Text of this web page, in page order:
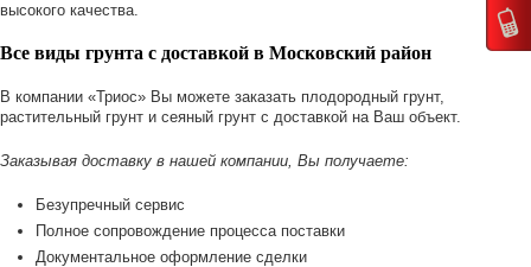
высокого качества.
Все виды грунта с доставкой в Московский район
В компании «Триос» Вы можете заказать плодородный грунт,
растительный грунт и сеяный грунт с доставкой на Ваш объект.
Заказывая доставку в нашей компании, Вы получаете:
Безупречный сервис
Полное сопровождение процесса поставки
Документальное оформление сделки